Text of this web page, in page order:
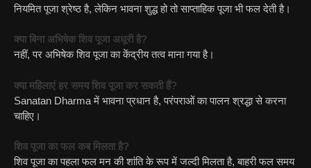
नियमित पूजा श्रेष्ठ है, लेकिन भावना शुद्ध हो तो साप्ताहिक पूजा भी फल देती है।
क्या बिना अभिषेक शिव पूजा अधूरी है?
नहीं, पर अभिषेक शिव पूजा का केंद्रीय तत्व माना गया है।
क्या महिलाएं हर समय शिव पूजा कर सकती हैं?
Sanatan Dharma में भावना प्रधान है, परंपराओं का पालन श्रद्धा से करना
चाहिए।
शिव पूजा का फल कब मिलता है?
शिव पूजा का पहला फल मन की शांति के रूप में जल्दी मिलता है, बाहरी फल समय